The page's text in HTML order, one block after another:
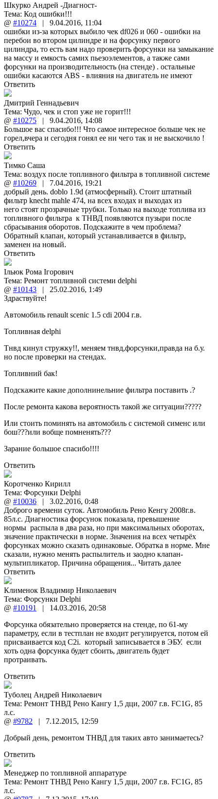
Шкурко Андрей -Диагност-
Тема: Код ошибки!!!
@ #10274 | 9.04.2016, 11:04
ошибки из-за которых выбило чек df026 и 060 - ошибки на
перебои во втором цилиндре и на форсунку первого
цилиндра, то есть вам надо проверить форсунки на замыкание
на массу и емкость самих пьезоэлементов, а также сами
форсунки на производительность (на стенде) . остальные
ошибки касаются ABS - влияния на двигатель не имеют
Ответить
Дмитрий Геннадьевич
Тема: Чудо, чек и стоп уже не горит!!!
@ #10275 | 9.04.2016, 14:08
Большое вас спасибо!!! Что самое интересное больше чек не
горел,вчера и сегодня гонял ее ни чего так и не выскочило !
Ответить
Тимко Саша
Тема: воздух после топливного фильтра в топливной системе
@ #10269 | 7.04.2016, 19:21
добрый день. doblo 1.9d (атмосферный). Стоит штатный
фильтр knecht mahle 474, на всех входах и выходах из
него стоят прозрачные трубки. Только на выходе топлива из
топливного фильтра к ТНВД появляются пузыри после
сбрасывания оборотов. Подскажите в чем проблема?
Обратный клапан, который устанавливается в фильтр,
заменен на новый.
Ответить
Ільюк Рома Ігорович
Тема: Ремонт топливной системи delphi
@ #10143 | 25.02.2016, 1:49
Здраствуйте!
Автомобиль renault scenic 1.5 cdi 2004 г.в.
Топливная delphi
Тнвд кинул стружку!!, меняем тнвд,форсунки,правда на б.у.
но после проверки на стендах.
Топливний бак!
Подскажите какие дополнинельние фильтра поставить .?
После ремонта какова вероятность такой же ситуации?????
Или стоить поминять на автомобиль с системой сименс или
бош???или вобще помненять???
Зарание большое спасибо!!!!
Ответить
Коротченко Кирилл
Тема: Форсунки Delphi
@ #10036 | 3.02.2016, 0:48
Доброго времени суток. Автомобиль Рено Кенгу 2008г.в.
85л.с. Диагностика форсунок показала, превышение
нормы распыла в два раза, но при максимальных оборотах,
значение практически в норме. Значения на всех четырёх
форсунках можно сказать одинаковые. Обратка в норме. Мне
сказали, нужно менять распылитель и заодно клапан-
мультипликатор. Причина обращения... Читать далее
Ответить
Клименок Владимир Николаевич
Тема: Форсунки Delphi
@ #10191 | 14.03.2016, 20:58
Форсунка обязательно проверяется на стенде, по 61-му
параметру, если в тестплан не входит регулируется, потом ей
присваивается код C2i. который записывается в ЭБУ. если
хоть одна форсунка будет сбоить, двигатель будет
протраивать.
Ответить
Туболец Андрей Николаевич
Тема: Ремонт ТНВД Рено Кангу 1,5 дци, 2007 г.в. FC1G, 85
л.с.
@ #9782 | 7.12.2015, 12:59
Добрый день, ремонтом ТНВД для таких авто занимаетесь?
Ответить
Менеджер по топливной аппаратуре
Тема: Ремонт ТНВД Рено Кангу 1,5 дци, 2007 г.в. FC1G, 85
л.с.